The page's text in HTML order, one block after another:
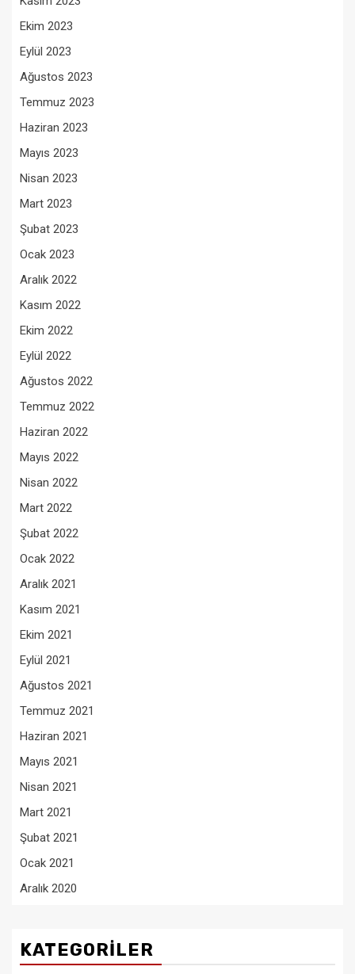
Ekim 2023
Eylül 2023
Ağustos 2023
Temmuz 2023
Haziran 2023
Mayıs 2023
Nisan 2023
Mart 2023
Şubat 2023
Ocak 2023
Aralık 2022
Kasım 2022
Ekim 2022
Eylül 2022
Ağustos 2022
Temmuz 2022
Haziran 2022
Mayıs 2022
Nisan 2022
Mart 2022
Şubat 2022
Ocak 2022
Aralık 2021
Kasım 2021
Ekim 2021
Eylül 2021
Ağustos 2021
Temmuz 2021
Haziran 2021
Mayıs 2021
Nisan 2021
Mart 2021
Şubat 2021
Ocak 2021
Aralık 2020
KATEGORILER